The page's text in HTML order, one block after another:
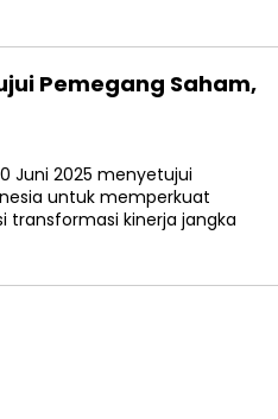
Pemegang Saham,
Juni 2025 menyetujui
untuk memperkuat
transformasi kinerja jangka